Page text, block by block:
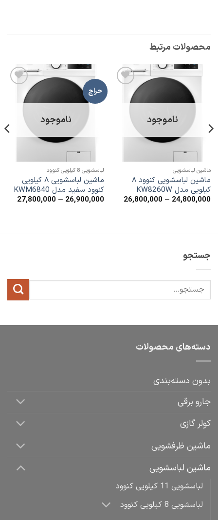
محصولات مرتبط
افزودن
به
مندی
ناموجود
ماشین لباسشویی
ماشین لباسشویی کنوود ۸
کیلویی مدل KW8260W
24,800,000
–
26,800,000محدوده
حراج
افزودن
به
مندی
ناموجود
لباسشویی 8 کیلویی کنوود
ماشین لباسشویی ۸ کیلویی
کنوود سفید مدل KWM6840
26,900,000
–
27,800,000
جستجو
دسته‌های محصولات
بدون دسته‌بندی
جارو برقی
کولر گازی
ماشین ظرفشویی
ماشین لباسشویی
لباسشویی 11 کیلویی کنوود
لباسشویی 8 کیلویی کنوود